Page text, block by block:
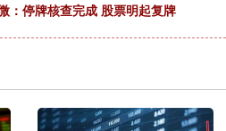
：停牌核查完成 股票明起复牌